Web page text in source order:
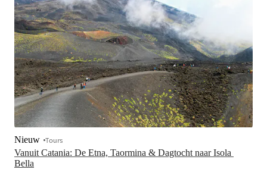
Vanuit Catania: De Etna, Taormina & Dagtocht naar Isola
Bella
Nieuw Tours